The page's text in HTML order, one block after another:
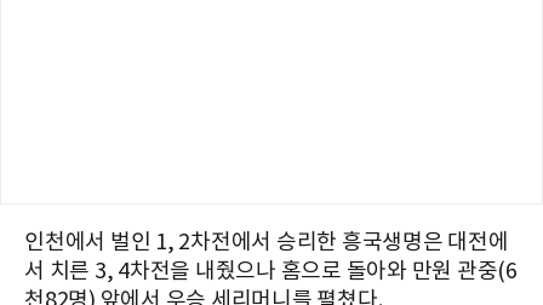
인천에서 벌인 1, 2차전에서 승리한 흥국생명은 대전에
서 치른 3, 4차전을 내줬으나 홈으로 돌아와 만원 관중(6